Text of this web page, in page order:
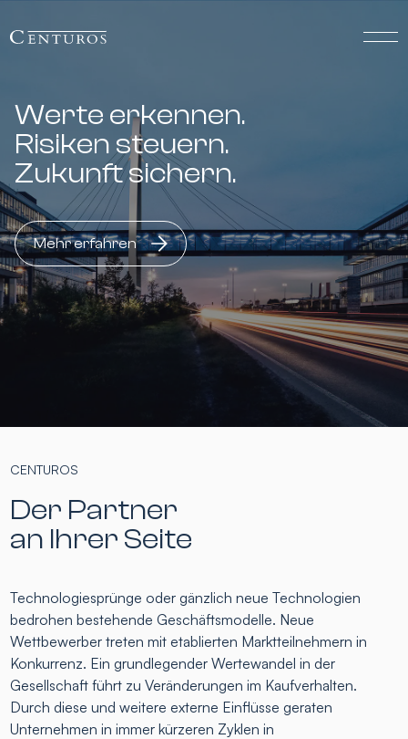
Werte erkennen.
Risiken steuern.
Zukunft sichern.
Mehr erfahren
CENTUROS
Der Partner
an Ihrer Seite
Technologiesprünge oder gänzlich neue Technologien
bedrohen bestehende Geschäftsmodelle. Neue
Wettbewerber treten mit etablierten Marktteilnehmern in
Konkurrenz. Ein grundlegender Wertewandel in der
Gesellschaft führt zu Veränderungen im Kaufverhalten.
Durch diese und weitere externe Einflüsse geraten
Unternehmen in immer kürzeren Zyklen in